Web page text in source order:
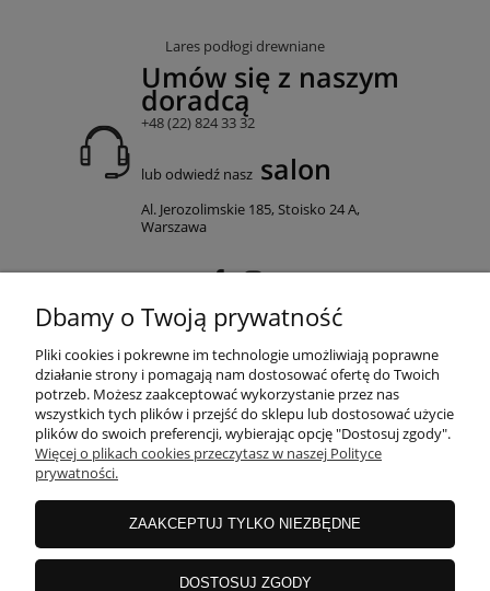
Lares podłogi drewniane
Umów się z naszym
doradcą
+48 (22) 824 33 32
lub odwiedź nasz salon
Al. Jerozolimskie 185, Stoisko 24 A,
Warszawa
MOJE KONTO
PŁATNOŚCI I DOSTAWA
INFORMACJE
O NAS
Dbamy o Twoją prywatność
Pliki cookies i pokrewne im technologie umożliwiają poprawne
działanie strony i pomagają nam dostosować ofertę do Twoich
potrzeb. Możesz zaakceptować wykorzystanie przez nas
wszystkich tych plików i przejść do sklepu lub dostosować użycie
plików do swoich preferencji, wybierając opcję "Dostosuj zgody".
Więcej o plikach cookies przeczytasz w naszej Polityce
prywatności.
ZAAKCEPTUJ TYLKO NIEZBĘDNE
DOSTOSUJ ZGODY